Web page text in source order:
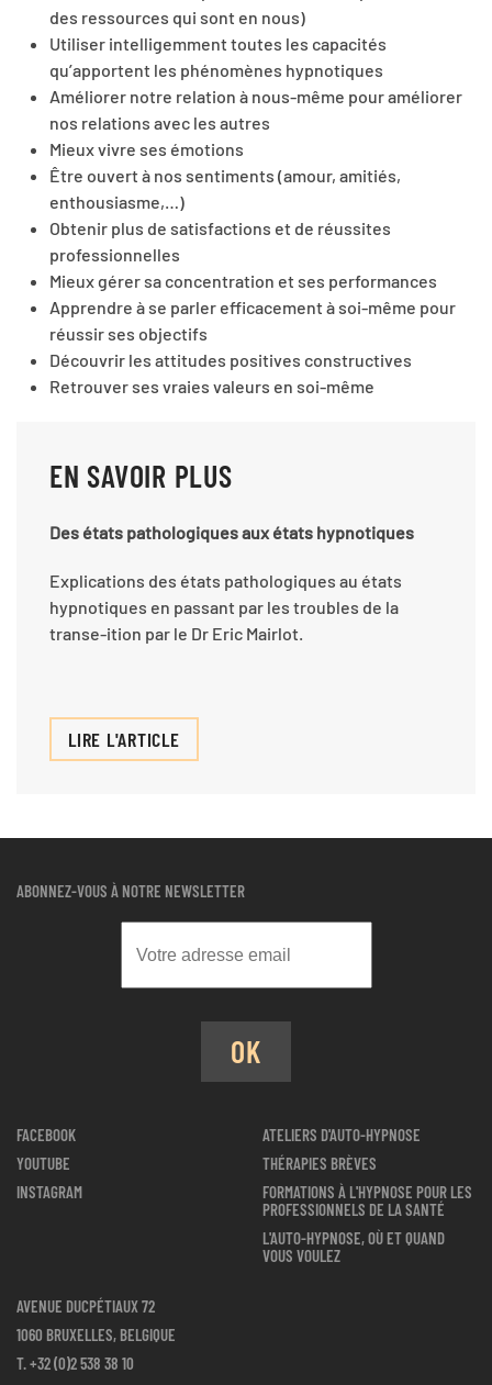
des ressources qui sont en nous)
Utiliser intelligemment toutes les capacités
qu’apportent les phénomènes hypnotiques
Améliorer notre relation à nous-même pour améliorer
nos relations avec les autres
Mieux vivre ses émotions
Être ouvert à nos sentiments (amour, amitiés,
enthousiasme,…)
Obtenir plus de satisfactions et de réussites
professionnelles
Mieux gérer sa concentration et ses performances
Apprendre à se parler efficacement à soi-même pour
réussir ses objectifs
Découvrir les attitudes positives constructives
Retrouver ses vraies valeurs en soi-même
EN SAVOIR PLUS
Des états pathologiques aux états hypnotiques
Explications des états pathologiques au états
hypnotiques en passant par les troubles de la
transe-ition par le Dr Eric Mairlot.
LIRE L'ARTICLE
ABONNEZ-VOUS À NOTRE NEWSLETTER
OK
FACEBOOK
YOUTUBE
INSTAGRAM
ATELIERS D'AUTO-HYPNOSE
THÉRAPIES BRÈVES
FORMATIONS À L'HYPNOSE POUR LES
PROFESSIONNELS DE LA SANTÉ
L'AUTO-HYPNOSE, OÙ ET QUAND
VOUS VOULEZ
AVENUE DUCPÉTIAUX 72
1060 BRUXELLES, BELGIQUE
T.+32 (0)2 538 38 10